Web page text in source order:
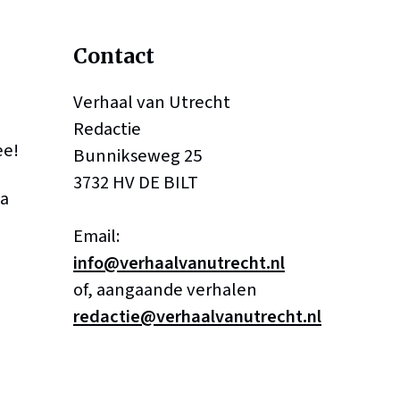
Contact
Verhaal van Utrecht
Redactie
Bunnikseweg 25
3732 HV DE BILT
Email:
info@verhaalvanutrecht.nl
of, aangaande verhalen
redactie@verhaalvanutrecht.nl